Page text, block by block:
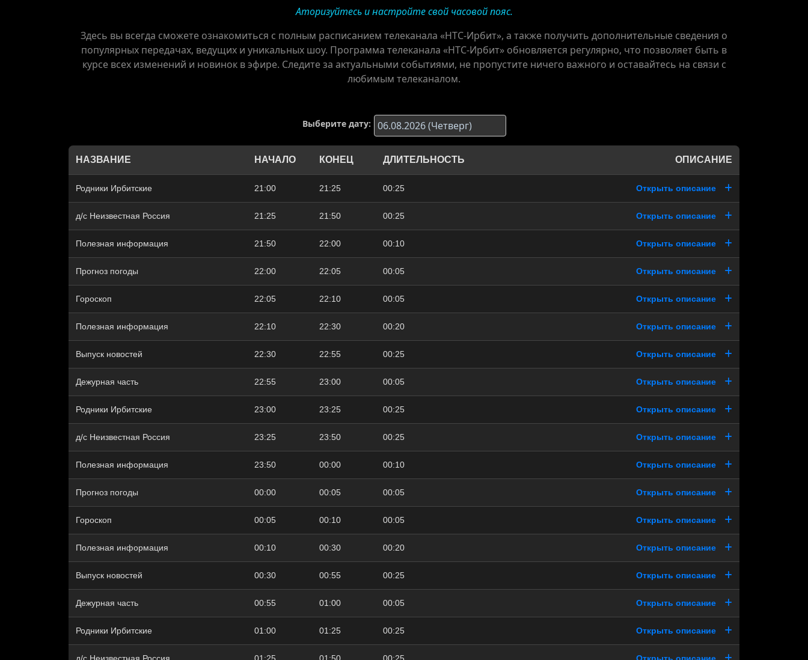
Аторизуйтесь и настройте свой часовой пояс.
Здесь вы всегда сможете ознакомиться с полным расписанием телеканала «НТС-Ирбит», а также получить дополнительные сведения о
популярных передачах, ведущих и уникальных шоу. Программа телеканала «НТС-Ирбит» обновляется регулярно, что позволяет быть в
курсе всех изменений и новинок в эфире. Следите за актуальными событиями, не пропустите ничего важного и оставайтесь на связи с
любимым телеканалом.
Выберите дату:
НАЗВАНИЕ НАЧАЛО КОНЕЦ ДЛИТЕЛЬНОСТЬ ОПИСАНИЕ
Родники Ирбитские 21:00 21:25 00:25 Открыть описание
д/с Неизвестная Россия 21:25 21:50 00:25 Открыть описание
Полезная информация 21:50 22:00 00:10 Открыть описание
Прогноз погоды 22:00 22:05 00:05 Открыть описание
Гороскоп 22:05 22:10 00:05 Открыть описание
Полезная информация 22:10 22:30 00:20 Открыть описание
Выпуск новостей 22:30 22:55 00:25 Открыть описание
Дежурная часть 22:55 23:00 00:05 Открыть описание
Родники Ирбитские 23:00 23:25 00:25 Открыть описание
д/с Неизвестная Россия 23:25 23:50 00:25 Открыть описание
Полезная информация 23:50 00:00 00:10 Открыть описание
Прогноз погоды 00:00 00:05 00:05 Открыть описание
Гороскоп 00:05 00:10 00:05 Открыть описание
Полезная информация 00:10 00:30 00:20 Открыть описание
Выпуск новостей 00:30 00:55 00:25 Открыть описание
Дежурная часть 00:55 01:00 00:05 Открыть описание
Родники Ирбитские 01:00 01:25 00:25 Открыть описание